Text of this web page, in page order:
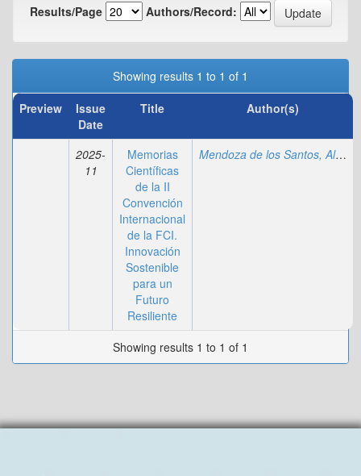
Results/Page
Authors/Record:
Showing results 1 to 1 of 1
Preview
Issue
Date
Title Author(s)
2025-
11
Memorias
Científicas
de la II
Convención
Internacional
de la FCI.
Innovación
Sostenible
para un
Futuro
Resiliente
Mendoza de los Santos, Alberto Carlos
Showing results 1 to 1 of 1